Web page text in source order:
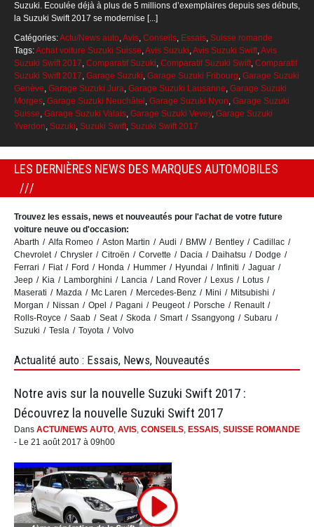
Suzuki. Ecoulée déjà à plus de 5 millions d’exemplaires depuis ses débuts,
la Suzuki Swift 2017 se modernise [...]
Catégories:Actu/News auto,Avis, Conseils, Essais, Suisse romande
Tags:Achat voiture Suzuki Suisse,Avis Suzuki,Avis Suzuki Swift,Avis
Suzuki Swift 2017, Comparatif Suzuki, Comparatif Suzuki Swift, Comparatif
Suzuki Swift 2017, Garage Suzuki, Garage Suzuki Fribourg, Garage Suzuki
Genève, Garage Suzuki Jura, Garage Suzuki Lausanne, Garage Suzuki
Morges, Garage Suzuki Neuchâtel , Garage Suzuki Nyon, Garage Suzuki
Suisse, Garage Suzuki Valais, Garage Suzuki Vevey, Garage Suzuki
Yverdon, Suzuki, Suzuki Swift, Suzuki Swift 2017
LES DERNIÈRES NEWS DES MARQUES AUTOMOBILES
Trouvez les essais, news et nouveautés pour l'achat de votre future
voiture neuve ou d'occasion:
Abarth
Alfa Romeo Aston Martin Audi BMW Bentley
Cadillac
Chevrolet
Chrysler Citroën Corvette Dacia Daihatsu
Dodge
Ferrari
Fiat Ford Honda Hummer Hyundai Infiniti
Jaguar
Jeep
Kia Lamborghini Lancia Land Rover Lexus
Lotus
Maserati
Mazda Mc Laren Mercedes-Benz Mini
Mitsubishi
Morgan
Nissan Opel Pagani Peugeot Porsche
Renault
Rolls-Royce
Saab Seat Skoda Smart Ssangyong
Subaru
Suzuki
Tesla Toyota Volvo
Actualité auto : Essais, News, Nouveautés
Notre avis sur la nouvelle Suzuki Swift 2017 :
Découvrez la nouvelle Suzuki Swift 2017
Dans ACTU/NEWS AUTO, AVIS, CONSEILS, ESSAIS, SUISSE ROMANDE
- Le 21 août 2017 à 09h00